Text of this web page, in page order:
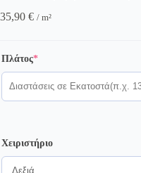
35,90 € / m²
Πλάτος*(required)
Χειριστήριο